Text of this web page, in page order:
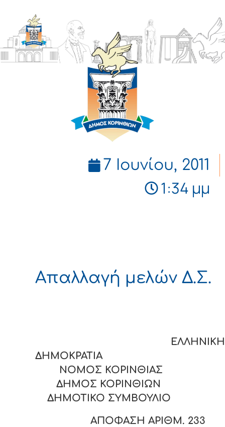
ΔΗΜΟΣ
ΚΟΡΙΝΘΙΩΝ
7 Ιουνίου, 2011
1:34 μμ
Απαλλαγή μελών Δ.Σ.
ΕΛΛΗΝΙΚΗ
ΔΗΜΟΚΡΑΤΙΑ
ΝΟΜΟΣ ΚΟΡΙΝΘΙΑΣ
ΔΗΜΟΣ ΚΟΡΙΝΘΙΩΝ
ΔΗΜΟΤΙΚΟ ΣΥΜΒΟΥΛΙΟ
ΑΠΟΦΑΣΗ ΑΡΙΘΜ. 233